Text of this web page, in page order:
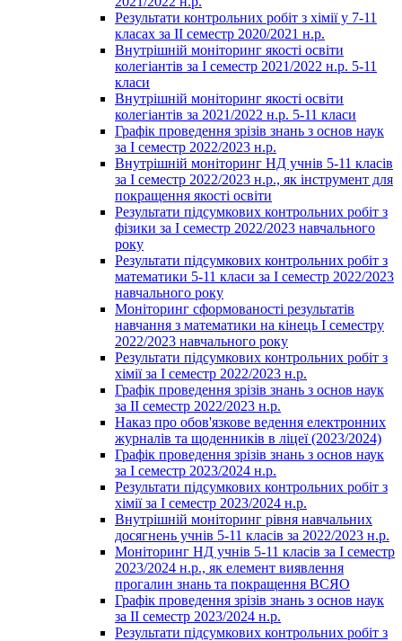
Результати контрольних робіт з хімії у 7-11
класах за ІІ семестр 2020/2021 н.р.
Внутрішній моніторинг якості освіти
колегіантів за І семестр 2021/2022 н.р. 5-11
класи
Внутрішній моніторинг якості освіти
колегіантів за 2021/2022 н.р. 5-11 класи
Графік проведення зрізів знань з основ наук
за І семестр 2022/2023 н.р.
Внутрішній моніторинг НД учнів 5-11 класів
за І семестр 2022/2023 н.р., як інструмент для
покращення якості освіти
Результати підсумкових контрольних робіт з
фізики за І семестр 2022/2023 навчального
року
Результати підсумкових контрольних робіт з
математики 5-11 класи за І семестр 2022/2023
навчального року
Моніторинг сформованості результатів
навчання з математики на кінець І семестру
2022/2023 навчального року
Результати підсумкових контрольних робіт з
хімії за І семестр 2022/2023 н.р.
Графік проведення зрізів знань з основ наук
за ІІ семестр 2022/2023 н.р.
Наказ про обов'язкове ведення електронних
журналів та щоденників в ліцеї (2023/2024)
Графік проведення зрізів знань з основ наук
за І семестр 2023/2024 н.р.
Результати підсумкових контрольних робіт з
хімії за І семестр 2023/2024 н.р.
Внутрішній моніторинг рівня навчальних
досягнень учнів 5-11 класів за 2022/2023 н.р.
Моніторинг НД учнів 5-11 класів за І семестр
2023/2024 н.р., як елемент виявлення
прогалин знань та покращення ВСЯО
Графік проведення зрізів знань з основ наук
за ІІ семестр 2023/2024 н.р.
Результати підсумкових контрольних робіт з